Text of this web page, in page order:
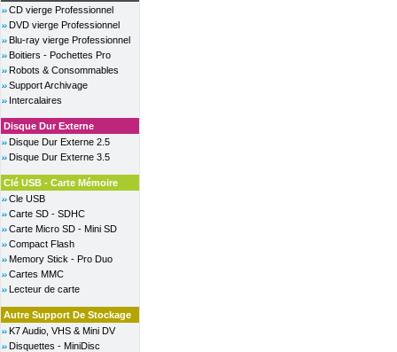
CD vierge Professionnel
DVD vierge Professionnel
Blu-ray vierge Professionnel
Boitiers - Pochettes Pro
Robots & Consommables
Support Archivage
Intercalaires
Disque Dur Externe
Disque Dur Externe 2.5
Disque Dur Externe 3.5
Clé USB - Carte Mémoire
Cle USB
Carte SD - SDHC
Carte Micro SD - Mini SD
Compact Flash
Memory Stick - Pro Duo
Cartes MMC
Lecteur de carte
Autre Support De Stockage
K7 Audio, VHS & Mini DV
Disquettes - MiniDisc